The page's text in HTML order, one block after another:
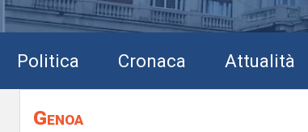
Politica Cronaca Attualità
Genoa